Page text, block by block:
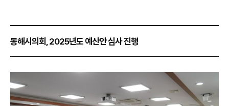
동해시의회, 2025년도 예산안 심사 진행